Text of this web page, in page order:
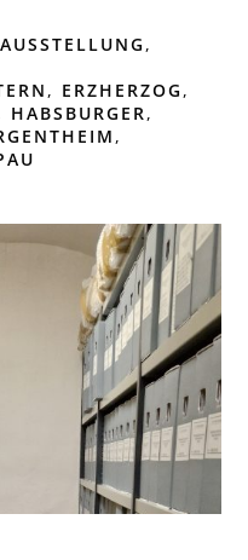
AUSSTELLUNG ,
, ERZHERZOG ,
HABSBURGER ,
,